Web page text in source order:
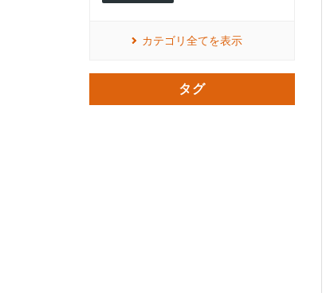
カテゴリ全てを表示
タグ